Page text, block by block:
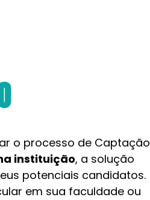
o processo de Captação
instituição, a solução
potenciais candidatos.
em sua faculdade ou